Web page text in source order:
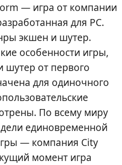
— игра от компании
для PC.
экшен и шутер.
особенности игры,
шутер от первого
для одиночного
По всему миру
единовременной
— компания City
момент игра